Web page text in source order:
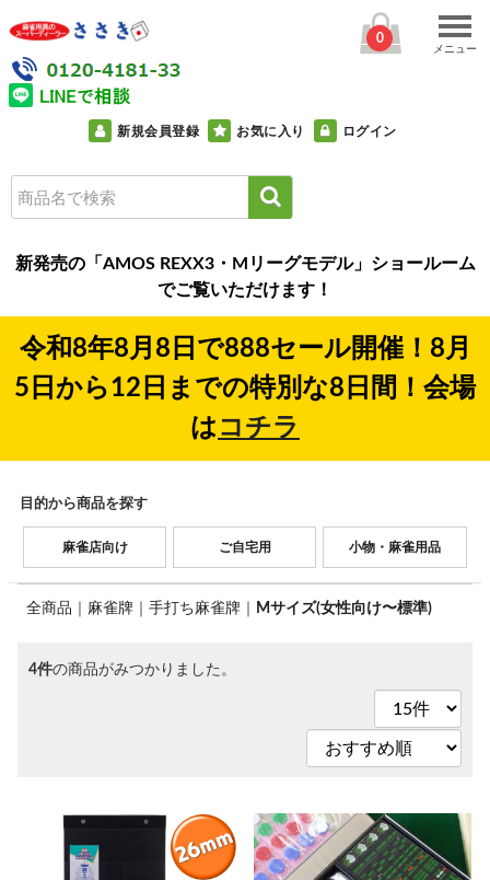
0
新規会員登録 お気に入り ログイン
メニュー
新発売の「AMOS REXX3・Mリーグモデル」ショールーム
でご覧いただけます！
令和8年8月8日で888セール開催！8月
5日から12日までの特別な8日間！会場
はコチラ
目的から商品を探す
麻雀店向け ご自宅用 小物・麻雀用品
全商品 麻雀牌 手打ち麻雀牌 Mサイズ(女性向け〜標準)
4件の商品がみつかりました。